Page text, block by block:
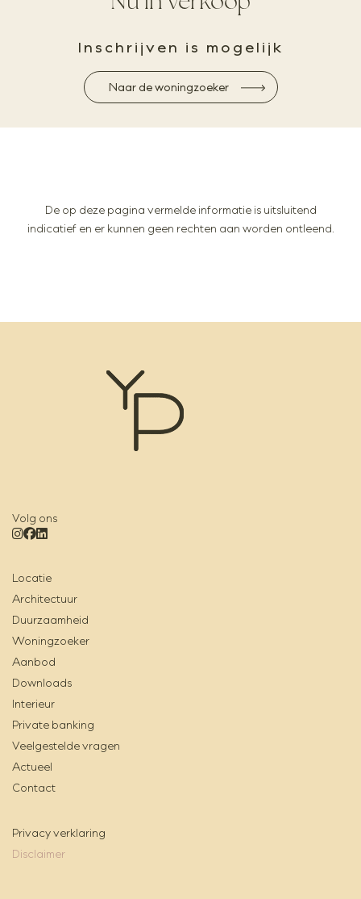
Inschrijven is mogelijk
Naar de woningzoeker
De op deze pagina vermelde informatie is uitsluitend
indicatief en er kunnen geen rechten aan worden ontleend.
Volg ons
Locatie
Architectuur
Duurzaamheid
Woningzoeker
Aanbod
Downloads
Interieur
Private banking
Veelgestelde vragen
Actueel
Contact
Privacy verklaring
Disclaimer